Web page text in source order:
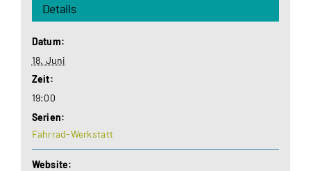
Details
Datum:
18. Juni
Zeit:
19:00
Serien:
Fahrrad-Werkstatt
Website: